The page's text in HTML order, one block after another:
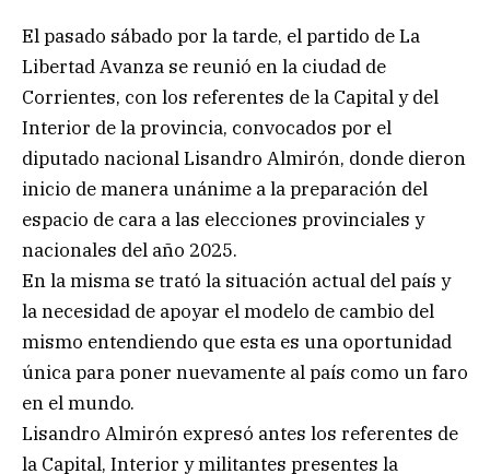
El pasado sábado por la tarde, el partido de La
Libertad Avanza se reunió en la ciudad de
Corrientes, con los referentes de la Capital y del
Interior de la provincia, convocados por el
diputado nacional Lisandro Almirón, donde dieron
inicio de manera unánime a la preparación del
espacio de cara a las elecciones provinciales y
nacionales del año 2025.
En la misma se trató la situación actual del país y
la necesidad de apoyar el modelo de cambio del
mismo entendiendo que esta es una oportunidad
única para poner nuevamente al país como un faro
en el mundo.
Lisandro Almirón expresó antes los referentes de
la Capital, Interior y militantes presentes la